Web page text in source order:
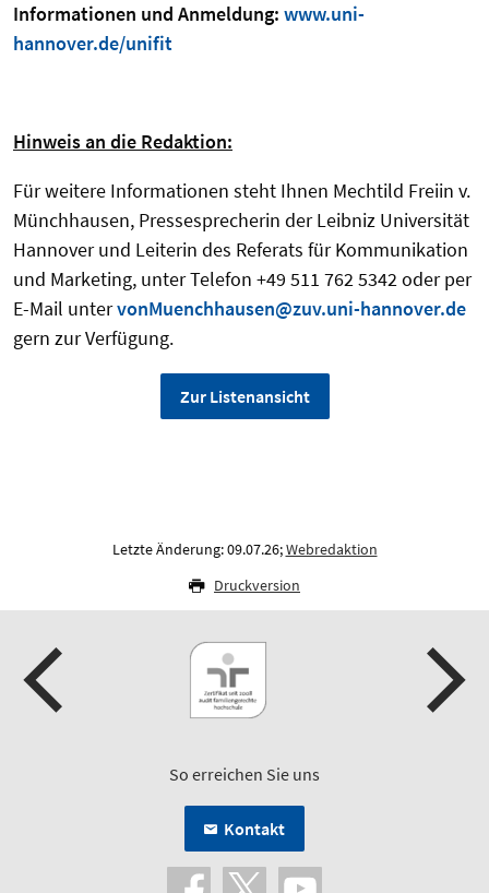
Informationen und Anmeldung: www.uni-
hannover.de/unifit
Hinweis an die Redaktion:
Für weitere Informationen steht Ihnen Mechtild Freiin v.
Münchhausen, Pressesprecherin der Leibniz Universität
Hannover und Leiterin des Referats für Kommunikation
und Marketing, unter Telefon +49 511 762 5342 oder per
E-Mail untervonMuenchhausen@zuv.uni-hannover.de
gern zur Verfügung.
Zur Listenansicht
Letzte Änderung: 09.07.26;Webredaktion
Druckversion
So erreichen Sie uns
Kontakt